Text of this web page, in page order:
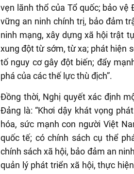
vẹn lãnh thổ của Tổ quốc; bảo vệ
vững an ninh chính trị, bảo đảm
ninh mạng, xây dựng xã hội trật
xung đột từ sớm, từ xa; phát hiện
tố nguy cơ gây đột biến; đẩy
phá của các thế lực thù địch”.
Đồng thời, Nghị quyết xác định
Đảng là: “Khơi dậy khát vọng
hóa, sức mạnh con người Việt
quốc tế; có chính sách cụ thể
chính sách xã hội, bảo đảm an
quản lý phát triển xã hội, thực